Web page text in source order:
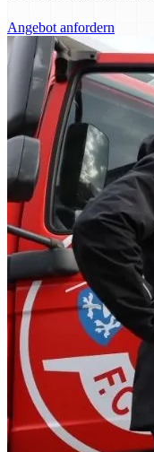
Angebot anfordern